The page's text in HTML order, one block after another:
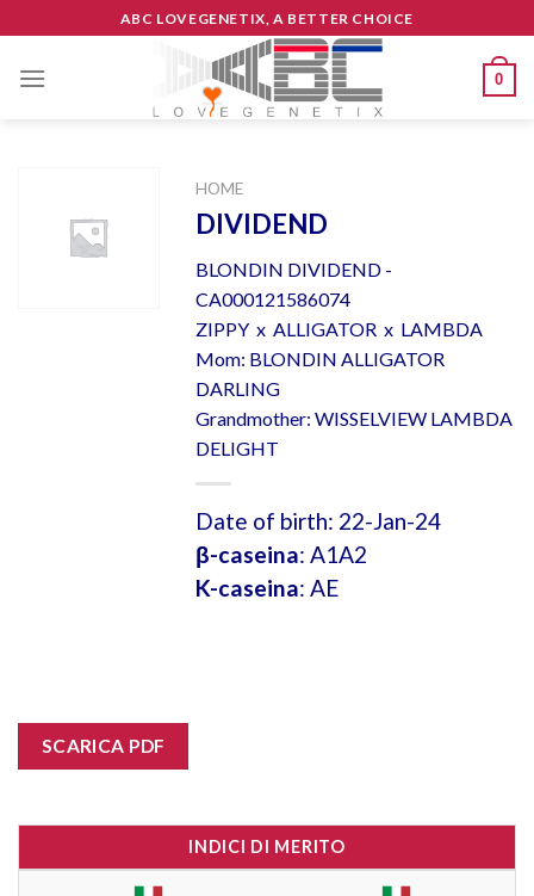
to
content
ABC LOVEGENETIX, A BETTER CHOICE
0
HOME
DIVIDEND
BLONDIN DIVIDEND -
CA000121586074
ZIPPY x ALLIGATOR x LAMBDA
Mom: BLONDIN ALLIGATOR
DARLING
Grandmother: WISSELVIEW LAMBDA
DELIGHT
Date of birth: 22-Jan-24
β-caseina: A1A2
K-caseina: AE
SCARICA PDF
INDICI DI MERITO